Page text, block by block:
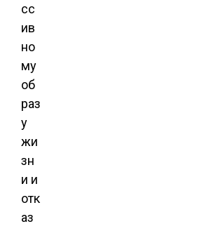
сс
ив
но
му
об
раз
у
жи
зн
и и
отк
аз